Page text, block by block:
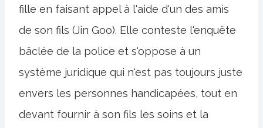
fille en faisant appel à l'aide d'un des amis
de son fils (Jin Goo). Elle conteste l'enquête
bâclée de la police et s'oppose à un
système juridique qui n'est pas toujours juste
envers les personnes handicapées, tout en
devant fournir à son fils les soins et la